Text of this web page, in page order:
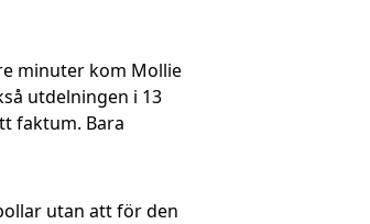
minuter kom Mollie
utdelningen i 13
faktum. Bara
utan att för den